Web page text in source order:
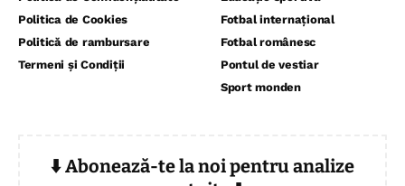
Politica de Cookies
Politică de rambursare
Termeni și Condiții
Fotbal internațional
Fotbal românesc
Pontul de vestiar
Sport monden
⬇️ Abonează-te la noi pentru analize